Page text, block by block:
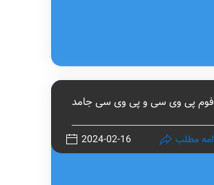
فوم پی وی سی و پی وی سی جامد
2024-02-16 مطلب